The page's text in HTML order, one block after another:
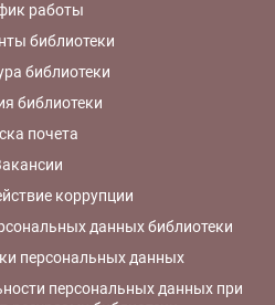
работы
библиотеки
библиотеки
библиотеки
почета
коррупции
данных библиотеки
персональных данных
персональных данных при